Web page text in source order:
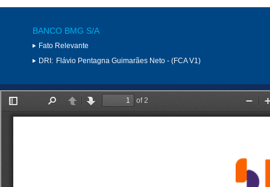
BANCO BMG S/A
Fato Relevante
DRI: Flávio Pentagna Guimarães Neto - (FCA V1)